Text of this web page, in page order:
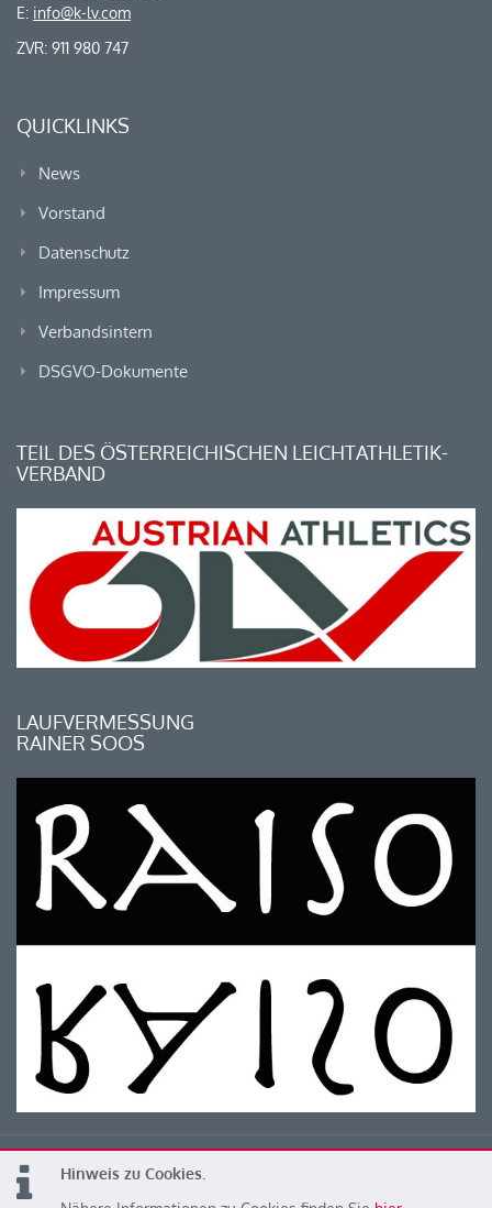
Hinweis zu Cookies.
E: info@k-lv.com
ZVR: 911 980 747
QUICKLINKS
News
Vorstand
Datenschutz
Impressum
Verbandsintern
DSGVO-Dokumente
TEIL DES ÖSTERREICHISCHEN LEICHTATHLETIK-
VERBAND
LAUFVERMESSUNG
RAINER SOOS
© 2026 Kärntner Leichtathletik Verband